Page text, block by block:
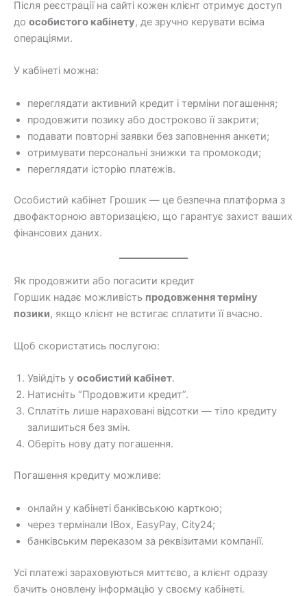
Після реєстрації на сайті кожен клієнт отримує доступ
до особистого кабінету, де зручно керувати всіма
операціями.
У кабінеті можна:
переглядати активний кредит і терміни погашення;
продовжити позику або достроково її закрити;
подавати повторні заявки без заповнення анкети;
отримувати персональні знижки та промокоди;
переглядати історію платежів.
Особистий кабінет Грошик — це безпечна платформа з
двофакторною авторизацією, що гарантує захист ваших
фінансових даних.
Як продовжити або погасити кредит
Горшик надає можливість продовження терміну
позики, якщо клієнт не встигає сплатити її вчасно.
Щоб скористатись послугою:
Увійдіть у особистий кабінет.
Натисніть “Продовжити кредит”.
Сплатіть лише нараховані відсотки — тіло кредиту
залишиться без змін.
Оберіть нову дату погашення.
Погашення кредиту можливе:
онлайн у кабінеті банківською карткою;
через термінали IBox, EasyPay, City24;
банківським переказом за реквізитами компанії.
Усі платежі зараховуються миттєво, а клієнт одразу
бачить оновлену інформацію у своєму кабінеті.